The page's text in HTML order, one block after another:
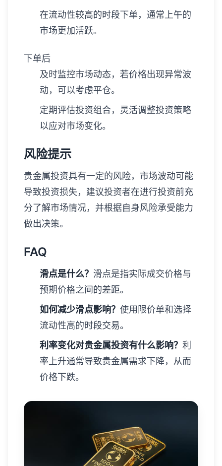
在流动性较高的时段下单，通常上午的
市场更加活跃。
下单后
及时监控市场动态，若价格出现异常波
动，可以考虑平仓。
定期评估投资组合，灵活调整投资策略
以应对市场变化。
风险提示
贵金属投资具有一定的风险，市场波动可能
导致投资损失，建议投资者在进行投资前充
分了解市场情况，并根据自身风险承受能力
做出决策。
FAQ
滑点是什么？ 滑点是指实际成交价格与
预期价格之间的差距。
如何减少滑点影响？ 使用限价单和选择
流动性高的时段交易。
利率变化对贵金属投资有什么影响？ 利
率上升通常导致贵金属需求下降，从而
价格下跌。